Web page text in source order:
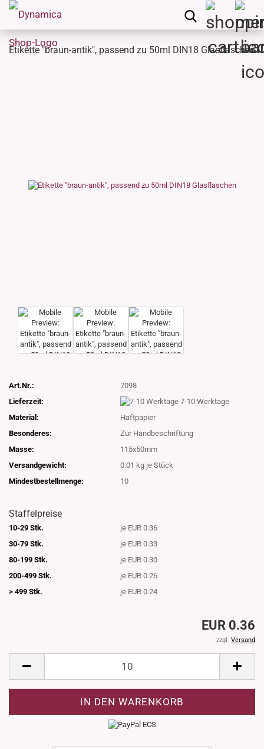
Etikette "braun-antik", passend zu 50ml DIN18 Glasflaschen
Art.Nr.:
7098
Lieferzeit:
7-10 Werktage
Material:
Haftpapier
Besonderes:
Zur Handbeschriftung
Masse:
115x50mm
Versandgewicht:
0.01 kg je Stück
Mindestbestellmenge:
10
Staffelpreise
10-29 Stk.
je EUR 0.36
30-79 Stk.
je EUR 0.33
80-199 Stk.
je EUR 0.30
200-499 Stk.
je EUR 0.26
> 499 Stk.
je EUR 0.24
EUR 0.36
zzgl. Versand